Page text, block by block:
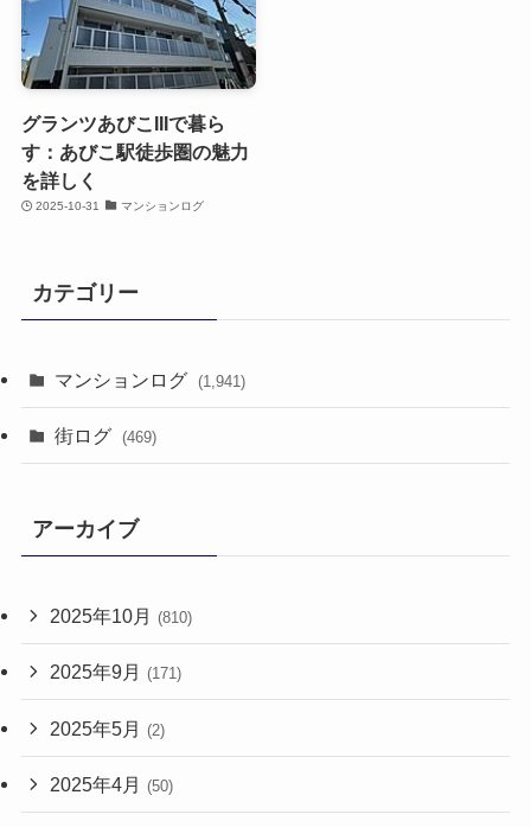
グランツあびこIIIで暮ら
す：あびこ駅徒歩圏の魅力
を詳しく
2025-10-31 マンションログ
カテゴリー
マンションログ (1,941)
街ログ (469)
アーカイブ
2025年10月 (810)
2025年9月 (171)
2025年5月 (2)
2025年4月 (50)